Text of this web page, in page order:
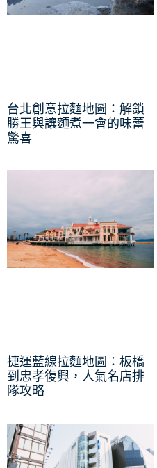
台北創意拉麵地圖：解鎖
勝王與讓麵煮一會的味蕾
驚喜
捷運藍線拉麵地圖：板橋
到忠孝復興，人氣名店排
隊攻略